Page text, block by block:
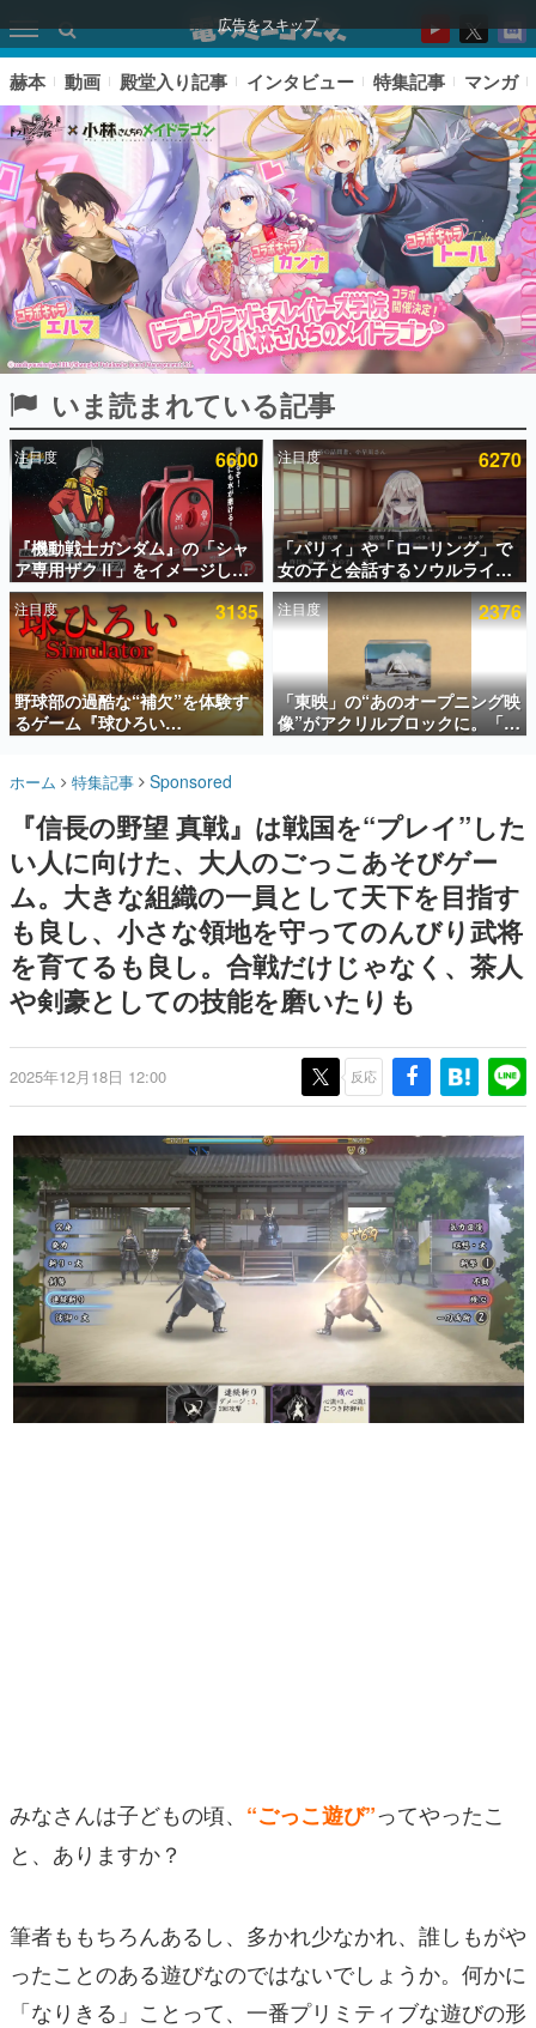
広告をスキップ
ピックアップ
電ファミのいま読まれている記事ランキング
アプリセール情報
インタビュー
連載・特集一覧
殿堂入り記事
SNS拡散数が数千以上！ ページビュー数万以上！ などな
ど。多くの人々に読まれた、電ファミ渾身の“殿堂入り”記
事をまとめました。
名作ゲームクリエイターの方々に製作時のエピソードをお
きます。
赫本
この物語を解いてはいけない。『赫本』は、〈試験問題〉
の形をした短編ホラー小説集です。
新世代に訊く
これからのデジタルゲーム市場を担う若きクリエイター達
の姿を追い、彼らのルーツと情熱を探っていきます。
ゲーム世代の作家たち
ゲームに多大な影響を受けた作家さんに取材し、ゲームが
日本のコンテンツ産業やカルチャーに与えた影響を探る企
画です。
日本モバイルゲーム産業史
日本のモバイルゲーム史における主要なトピック・タイト
ルを網羅するほか、開発者へのインタビューや識者による
解説を掲載。約20年の歴史が一望できる決定版！
若ゲのいたり〜ゲームクリエイターの青春〜
『うつヌケ』『ペンと箸』等で知られるマンガ家・田中圭
一先生によるゲーム業界レポートマンガです。
なんでゲームは面白い？
ゲーム開発者・hamatsu氏がゲームの魅力を画面や操作の
具体的な形から解き明かしていく、硬派で骨太な評論連載
です。
その他
電ファミニコゲーマーとは？
赫本 動画 殿堂入り記事 インタビュー 特集記事 マンガ
いま読まれている記事
注目度 6600
『機動戦士ガンダム』の「シャ
ア専用ザクⅡ」をイメージした
散水ホースリールが予約開始。
本体にはシャアのパーソナルマ
ークやジオン公国軍のエンブレ
ム、型式番号などを配置
注目度 6270
「パリィ」や「ローリング」で
女の子と会話するソウルライク
恋愛ゲーム『小早川さんはソウ
ルライク』無料公開。返事に失
敗すると「YOU DIED」
注目度 3135
野球部の過酷な“補欠”を体験す
るゲーム『球ひろい
Simulator』が「1件」のウィッ
対応しSNSで話題に。『キング
ダム・カム』開発元やチェコの
プロ野球選手から称賛の声
注目度 2376
「東映」の“あのオープニング映
像”がアクリルブロックに。「東
映ヒストリカル グッズコレクシ
ホーム 特集記事 Sponsored
『信長の野望 真戦』は戦国を“プレイ”した
い人に向けた、大人のごっこあそびゲー
ム。大きな組織の一員として天下を目指す
も良し、小さな領地を守ってのんびり武将
を育てるも良し。合戦だけじゃなく、茶人
や剣豪としての技能を磨いたりも
2025年12月18日 12:00 反応
みなさんは子どもの頃、 “ごっこ遊び”ってやったこ
と、ありますか？
筆者ももちろんあるし、多かれ少なかれ、誰しもがや
ったことのある遊びなのではないでしょうか。何かに
「なりきる」ことって、一番プリミティブな遊びの形